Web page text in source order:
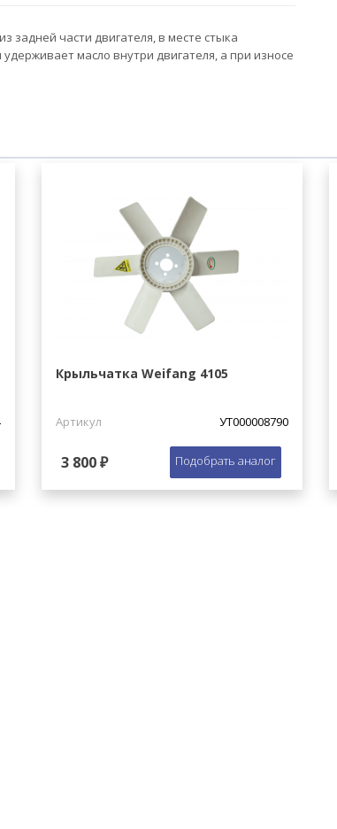
задней части двигателя, в месте стыка
масло внутри двигателя, а при износе
Крыльчатка Weifang 4105
Артикул УТ000008790
3 800 ₽ Подобрать аналог